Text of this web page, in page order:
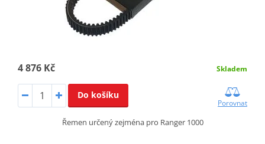
4 876 Kč Skladem
Do košíku
Porovnat
Řemen určený zejména pro Ranger 1000